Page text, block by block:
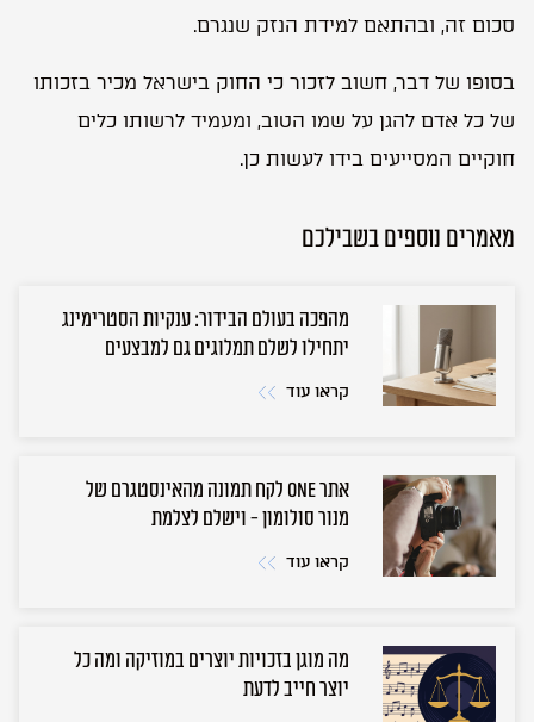
סכום זה, ובהתאם למידת הנזק שנגרם.
בסופו של דבר, חשוב לזכור כי החוק בישראל מכיר בזכותו
של כל אדם להגן על שמו הטוב, ומעמיד לרשותו כלים
חוקיים המסייעים בידו לעשות כן.
מאמרים נוספים בשבילכם
מהפכה בעולם הבידור: ענקיות הסטרימינג
יתחילו לשלם תמלוגים גם למבצעים
קראו עוד
אתר ONE לקח תמונה מהאינסטגרם של
מנור סולומון - וישלם לצלמת
קראו עוד
מה מוגן בזכויות יוצרים במוזיקה ומה כל
יוצר חייב לדעת